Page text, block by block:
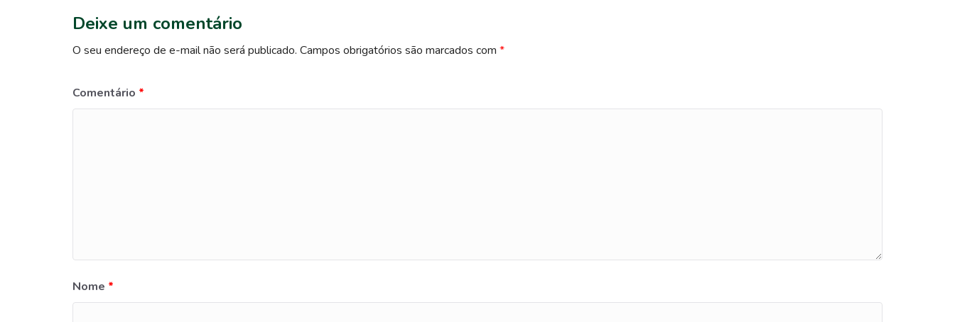
Deixe um comentário
O seu endereço de e-mail não será publicado. Campos obrigatórios são marcados com *
Comentário *
Nome *